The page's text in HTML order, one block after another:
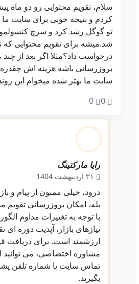
سلام، تقویم محتوایی رو دو ماه
کردم و نتیجه خوبی برای سایت
تو گوگل رشد کرد و سرچ
شد.میشه برای تقویم محتوایی که
درخواست داد؟مثلا اگر بعد از چند
بروزرسانی باشه هزینه اش
سایت ما بهتر شده میخوام این
0
0
رایا مارکتینگ
۳۱ اردیبهشت 1404
درود، خیلی ممنون از پیام و
بله، امکان بروزرسانی تقویم
با توجه به تغییرات مداوم
نیازهای بازار، آپدیت دوره‌ ای
ارزشمند است. برای دریافت
مشاوره اختصاصی، می‌
تماس سایت یا شماره تلفن
بگیرید.